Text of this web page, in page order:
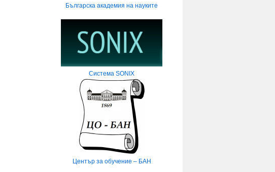
Българска академия на науките
Система SONIX
Център за обучение – БАН